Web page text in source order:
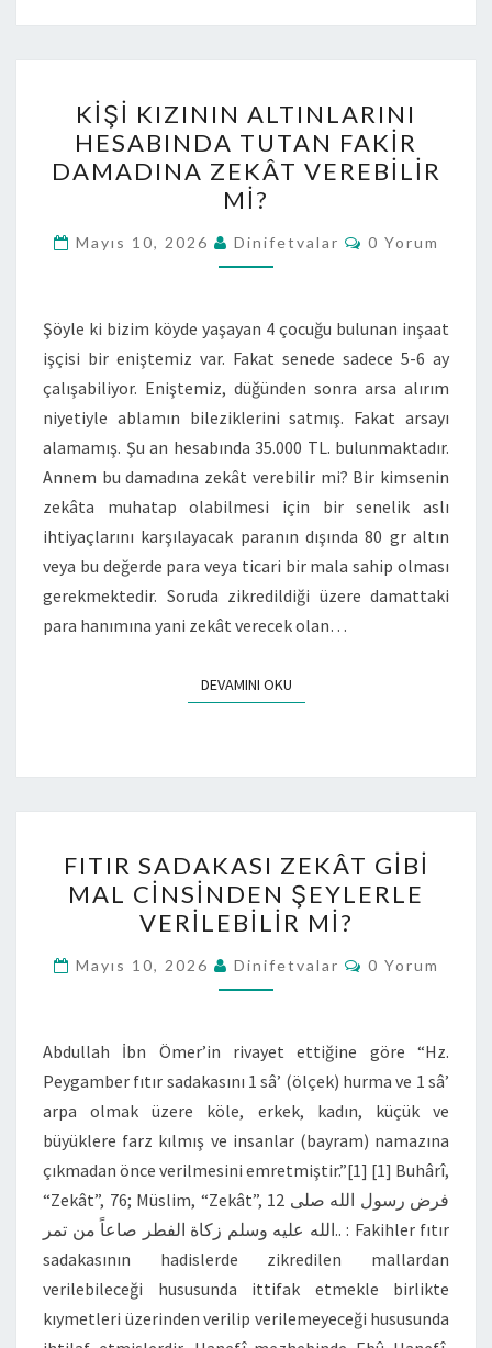
KIŞI KIZININ ALTINLARINI
HESABINDA TUTAN FAKIR
DAMADINA ZEKÂT VEREBILIR
MI?
Mayıs 10, 2026 Dinifetvalar 0 Yorum
Şöyle ki bizim köyde yaşayan 4 çocuğu bulunan inşaat
işçisi bir eniştemiz var. Fakat senede sadece 5-6 ay
çalışabiliyor. Eniştemiz, düğünden sonra arsa alırım
niyetiyle ablamın bileziklerini satmış. Fakat arsayı
alamamış. Şu an hesabında 35.000 TL. bulunmaktadır.
Annem bu damadına zekât verebilir mi? Bir kimsenin
zekâta muhatap olabilmesi için bir senelik aslı
ihtiyaçlarını karşılayacak paranın dışında 80 gr altın
veya bu değerde para veya ticari bir mala sahip olması
gerekmektedir. Soruda zikredildiği üzere damattaki
para hanımına yani zekât verecek olan…
DEVAMINI OKU
FITIR SADAKASI ZEKÂT GIBI
MAL CINSINDEN ŞEYLERLE
VERILEBILIR MI?
Mayıs 10, 2026 Dinifetvalar 0 Yorum
Abdullah İbn Ömer’in rivayet ettiğine göre “Hz.
Peygamber fıtır sadakasını 1 sâ’ (ölçek) hurma ve 1 sâ’
arpa olmak üzere köle, erkek, kadın, küçük ve
büyüklere farz kılmış ve insanlar (bayram) namazına
çıkmadan önce verilmesini emretmiştir.”[1] [1] Buhârî,
“Zekât”, 76; Müslim, “Zekât”, 12 فرض رسول الله صلى
الله عليه وسلم زكاة الفطر صاعاً من تمر.. : Fakihler fıtır
sadakasının hadislerde zikredilen mallardan
verilebileceği hususunda ittifak etmekle birlikte
kıymetleri üzerinden verilip verilemeyeceği hususunda